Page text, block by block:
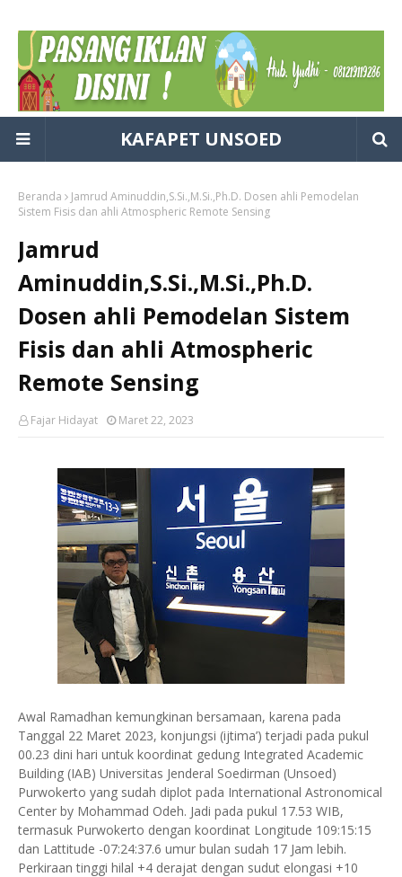
KAFAPET UNSOED
Beranda
Jamrud Aminuddin,S.Si.,M.Si.,Ph.D. Dosen ahli Pemodelan
Sistem Fisis dan ahli Atmospheric Remote Sensing
Jamrud
Aminuddin,S.Si.,M.Si.,Ph.D.
Dosen ahli Pemodelan Sistem
Fisis dan ahli Atmospheric
Remote Sensing
Fajar Hidayat Maret 22, 2023
Awal Ramadhan kemungkinan bersamaan, karena pada
Tanggal 22 Maret 2023, konjungsi (ijtima’) terjadi pada pukul
00.23 dini hari untuk koordinat gedung Integrated Academic
Building (IAB) Universitas Jenderal Soedirman (Unsoed)
Purwokerto yang sudah diplot pada International Astronomical
Center by Mohammad Odeh. Jadi pada pukul 17.53 WIB,
termasuk Purwokerto dengan koordinat Longitude 109:15:15
dan Lattitude -07:24:37.6 umur bulan sudah 17 Jam lebih.
Perkiraan tinggi hilal +4 derajat dengan sudut elongasi +10